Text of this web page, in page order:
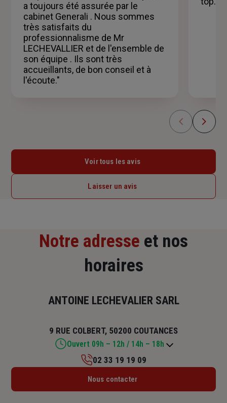
a toujours été assurée par le
cabinet Generali . Nous sommes
très satisfaits du
professionnalisme de Mr
LECHEVALLIER et de l'ensemble de
son équipe . Ils sont très
accueillants, de bon conseil et à
l'écoute."
Voir tous les avis
Laisser un avis
Notre adresse et nos
horaires
ANTOINE LECHEVALIER SARL
9 RUE COLBERT, 50200 COUTANCES
Ouvert 09h – 12h / 14h – 18h
Lundi : 09h – 12h / 15h30 – 18h
02 33 19 19 09
Nous contacter